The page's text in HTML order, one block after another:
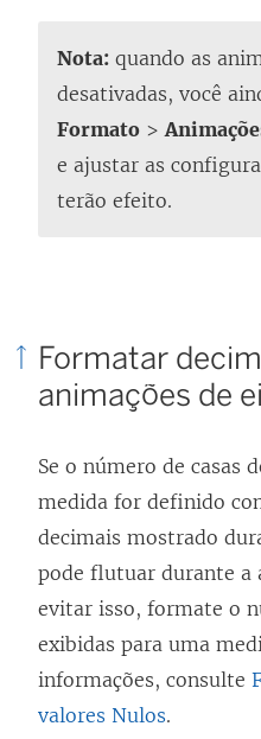
Nota: quando as
desativadas, você
Formato >
e ajustar as
terão efeito.
Formatar
animações de
Se o número de casas
medida for definido
decimais mostrado
pode flutuar durante a
evitar isso, formate o
exibidas para uma
informações, consulte
valores Nulos.